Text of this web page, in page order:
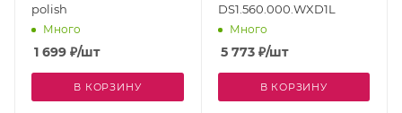
polish
Много
1 699 ₽/шт
В КОРЗИНУ
DS1.560.000.WXD1L
Много
5 773₽/шт
В КОРЗИНУ